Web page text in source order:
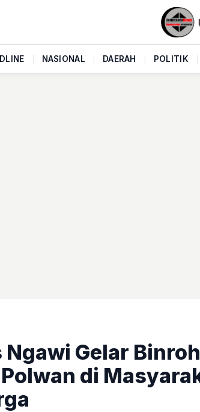
NASIONAL DAERAH POLITIK
Ngawi Gelar
di